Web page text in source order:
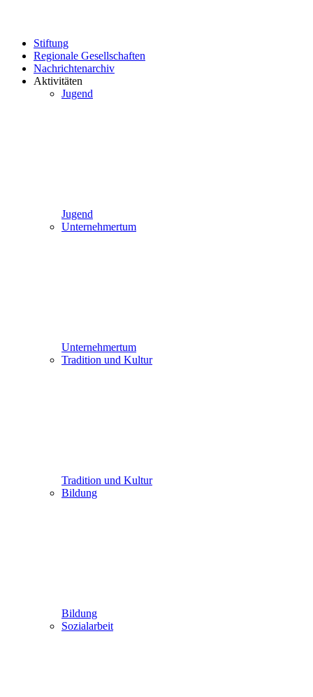
Stiftung
Regionale Gesellschaften
Nachrichtenarchiv
Aktivitäten
Jugend
Jugend
Unternehmertum
Unternehmertum
Tradition und Kultur
Tradition und Kultur
Bildung
Bildung
Sozialarbeit